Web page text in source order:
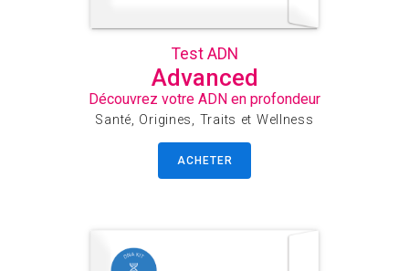
Test ADN
Advanced
Découvrez votre ADN en profondeur
Santé, Origines, Traits et Wellness
ACHETER